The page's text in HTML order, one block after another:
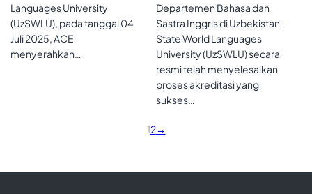
Languages University
(UzSWLU), pada tanggal 04
Juli 2025, ACE
menyerahkan…
Departemen Bahasa dan
Sastra Inggris di Uzbekistan
State World Languages
University (UzSWLU) secara
resmi telah menyelesaikan
proses akreditasi yang
sukses…
12→